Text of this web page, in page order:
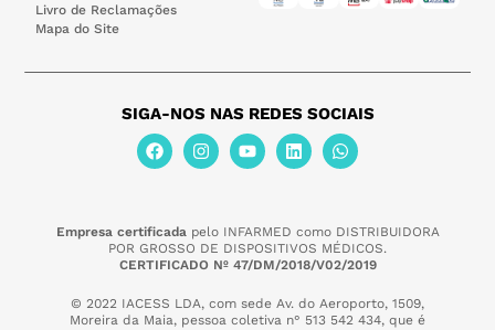
Livro de Reclamações
Mapa do Site
SIGA-NOS NAS REDES SOCIAIS
Empresa certificadapelo INFARMED como DISTRIBUIDORA
POR GROSSO DE DISPOSITIVOS MÉDICOS.
CERTIFICADO Nº 47/DM/2018/V02/2019
© 2022 IACESS LDA, com sede Av. do Aeroporto, 1509,
Moreira da Maia, pessoa coletiva n° 513 542 434, que é